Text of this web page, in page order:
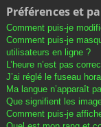
Préférences et
Comment puis-je
Comment puis-je
utilisateurs en ligne ?
L’heure n’est pas
J’ai réglé le fuseau
Ma langue n’apparaît
Que signifient les
Comment puis-je